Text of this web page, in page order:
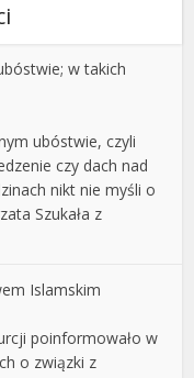
w takich
ubóstwie, czyli
czy dach nad
nikt nie myśli o
Szukała z
Islamskim
poinformowało w
o związki z